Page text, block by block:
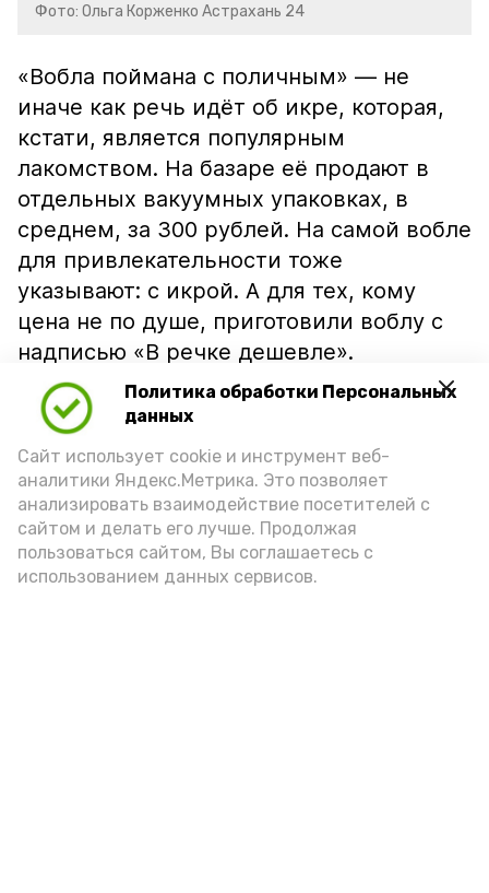
Политика обработки Персональных
данных
Сайт использует cookie и инструмент веб-
аналитики Яндекс.Метрика. Это позволяет
анализировать взаимодействие посетителей с
сайтом и делать его лучше. Продолжая
пользоваться сайтом, Вы соглашаетесь с
использованием данных сервисов.
Фото: Ольга Корженко Астрахань 24
«Вобла поймана с поличным» — не
иначе как речь идёт об икре, которая,
кстати, является популярным
лакомством. На базаре её продают в
отдельных вакуумных упаковках, в
среднем, за 300 рублей. На самой вобле
для привлекательности тоже
указывают: с икрой. А для тех, кому
цена не по душе, приготовили воблу с
надписью «В речке дешевле».